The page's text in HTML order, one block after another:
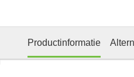
Productinformatie